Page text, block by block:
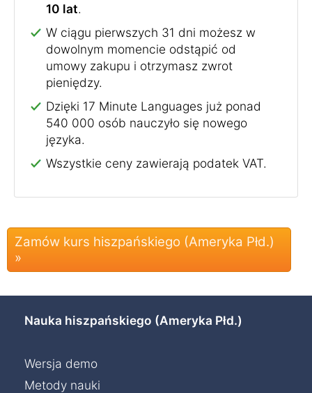
10 lat.
W ciągu pierwszych 31 dni możesz w
dowolnym momencie odstąpić od
umowy zakupu i otrzymasz zwrot
pieniędzy.
Dzięki 17 Minute Languages już ponad
540 000 osób nauczyło się nowego
języka.
Wszystkie ceny zawierają podatek VAT.
Zamów kurs hiszpańskiego (Ameryka Płd.)
»
Nauka hiszpańskiego (Ameryka Płd.)
Wersja demo
Metody nauki